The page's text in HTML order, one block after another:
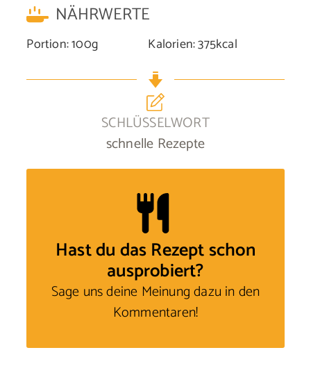
NÄHRWERTE
Portion:100g Kalorien:375kcal
SCHLÜSSELWORT
schnelle Rezepte
Hast du das Rezept schon
ausprobiert?
Sage uns deine Meinungdazu in den
Kommentaren!